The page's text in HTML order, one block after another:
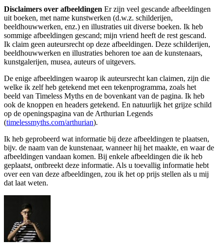
Disclaimers over afbeeldingen Er zijn veel gescande afbeeldingen
uit boeken, met name kunstwerken (d.w.z. schilderijen,
beeldhouwwerken, enz.) en illustraties uit diverse boeken. Ik heb
sommige afbeeldingen gescand; mijn vriend heeft de rest gescand.
Ik claim geen auteursrecht op deze afbeeldingen. Deze schilderijen,
beeldhouwwerken en illustraties behoren toe aan de kunstenaars,
kunstgalerijen, musea, auteurs of uitgevers.
De enige afbeeldingen waarop ik auteursrecht kan claimen, zijn die
welke ik zelf heb getekend met een tekenprogramma, zoals het
beeld van Timeless Myths en de bovenkant van de pagina. Ik heb
ook de knoppen en headers getekend. En natuurlijk het grijze schild
op de openingspagina van de Arthurian Legends
(timelessmyths.com/arthurian).
Ik heb geprobeerd wat informatie bij deze afbeeldingen te plaatsen,
bijv. de naam van de kunstenaar, wanneer hij het maakte, en waar de
afbeeldingen vandaan komen. Bij enkele afbeeldingen die ik heb
geplaatst, ontbreekt deze informatie. Als u toevallig informatie hebt
over een van deze afbeeldingen, zou ik het op prijs stellen als u mij
dat laat weten.